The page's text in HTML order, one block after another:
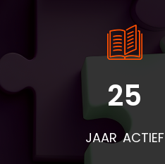
25
JAAR ACTIEF